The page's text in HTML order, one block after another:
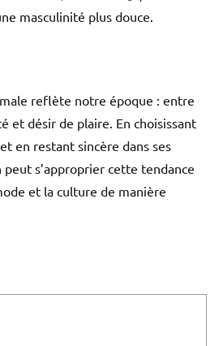
masculinité plus douce.
reflète notre époque : entre
et désir de plaire. En choisissant
en restant sincère dans ses
s’approprier cette tendance
et la culture de manière